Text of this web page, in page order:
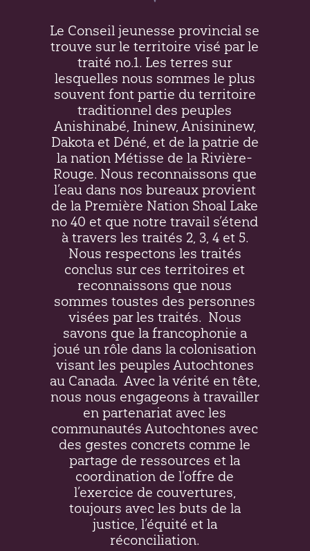
Le Conseil jeunesse provincial se
trouve sur le territoire visé par le
traité no.1. Les terres sur
lesquelles nous sommes le plus
souvent font partie du territoire
traditionnel des peuples
Anishinabé, Ininew, Anisininew,
Dakota et Déné, et de la patrie de
la nation Métisse de la Rivière-
Rouge. Nous reconnaissons que
l’eau dans nos bureaux provient
de la Première Nation Shoal Lake
no 40 et que notre travail s’étend
à travers les traités 2, 3, 4 et 5.
Nous respectons les traités
conclus sur ces territoires et
reconnaissons que nous
sommes toustes des personnes
visées par les traités. Nous
savons que la francophonie a
joué un rôle dans la colonisation
visant les peuples Autochtones
au Canada. Avec la vérité en tête,
nous nous engageons à travailler
en partenariat avec les
communautés Autochtones avec
des gestes concrets comme le
partage de ressources et la
coordination de l’offre de
l’exercice de couvertures,
toujours avec les buts de la
justice, l’équité et la
réconciliation.